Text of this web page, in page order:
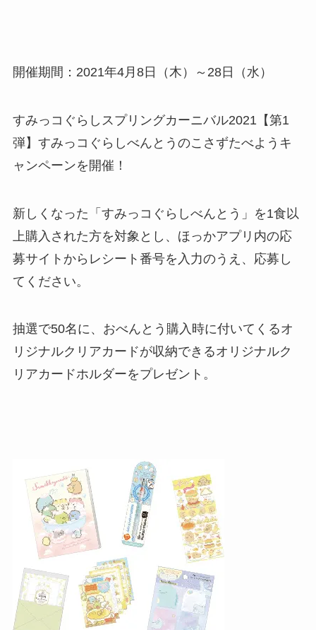
開催期間：2021年4月8日（木）～28日（水）
すみっコぐらしスプリングカーニバル2021【第1
弾】すみっコぐらしべんとうのこさずたべようキ
ャンペーンを開催！
新しくなった「すみっコぐらしべんとう」を1食以
上購入された方を対象とし、ほっかアプリ内の応
募サイトからレシート番号を入力のうえ、応募し
てください。
抽選で50名に、おべんとう購入時に付いてくるオ
リジナルクリアカードが収納できるオリジナルク
リアカードホルダーをプレゼント。